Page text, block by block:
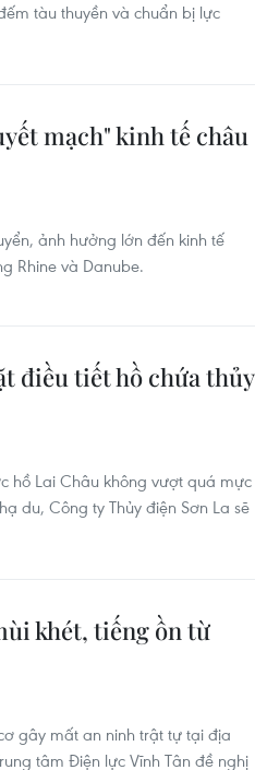
tàu thuyền và chuẩn bị lực
mạch" kinh tế châu
ảnh hưởng lớn đến kinh tế
Rhine và Danube.
điều tiết hồ chứa thủy
hồ Lai Châu không vượt quá mực
du, Công ty Thủy điện Sơn La sẽ
khét, tiếng ồn từ
gây mất an ninh trật tự tại địa
tâm Điện lực Vĩnh Tân đề nghị